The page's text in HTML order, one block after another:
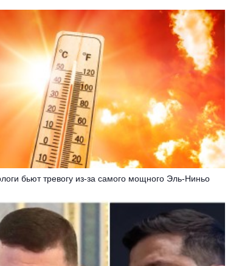
бьют тревогу из-за самого мощного Эль-Ниньо